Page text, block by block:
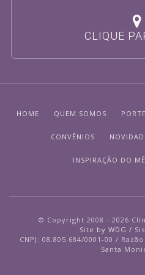
CLIQUE
HOME QUEM SOMOS
CONVÊNIOS
INSPIRAÇÃO DO
© Copyright 2008 - 2026
Site by WDG /
CNPJ: 08.805.684/0001-00 /
Santa